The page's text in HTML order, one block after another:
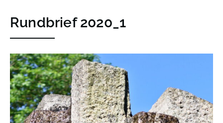
Rundbrief 2020_1